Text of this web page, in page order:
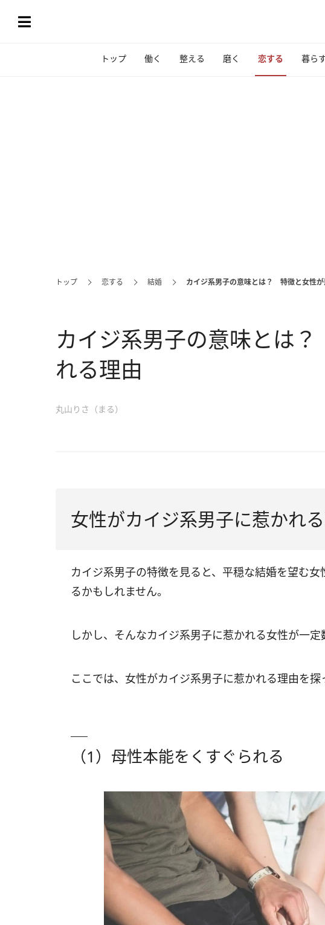
トップ 働く 整える 磨く 恋する 暮ら
トップ 恋する 結婚 カイジ系男子の意味とは？ 特徴と女性が
カイジ系男子の意味とは
れる理由
丸山りさ（まる）
女性がカイジ系男子に惹かれ
カイジ系男子の特徴を見ると、平穏な結婚を望む
るかもしれません。
しかし、そんなカイジ系男子に惹かれる女性が一定
ここでは、女性がカイジ系男子に惹かれる理由を探
（1）母性本能をくすぐられる